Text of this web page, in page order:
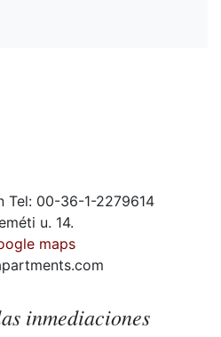
Tel: 00-36-1-2279614
u. 14.
maps
inmediaciones